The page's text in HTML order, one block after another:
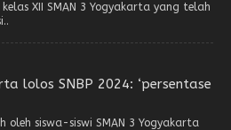
XII SMAN 3 Yogyakarta yang telah
lolos SNBP 2024: ‘persentase
siswa-siswi SMAN 3 Yogyakarta